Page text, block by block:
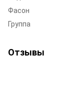
Фасон
Группа
Отзывы